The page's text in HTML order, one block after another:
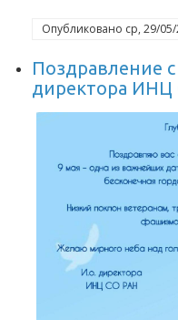
Опубликовано ср, 29/
Поздравление
директора ИНЦ